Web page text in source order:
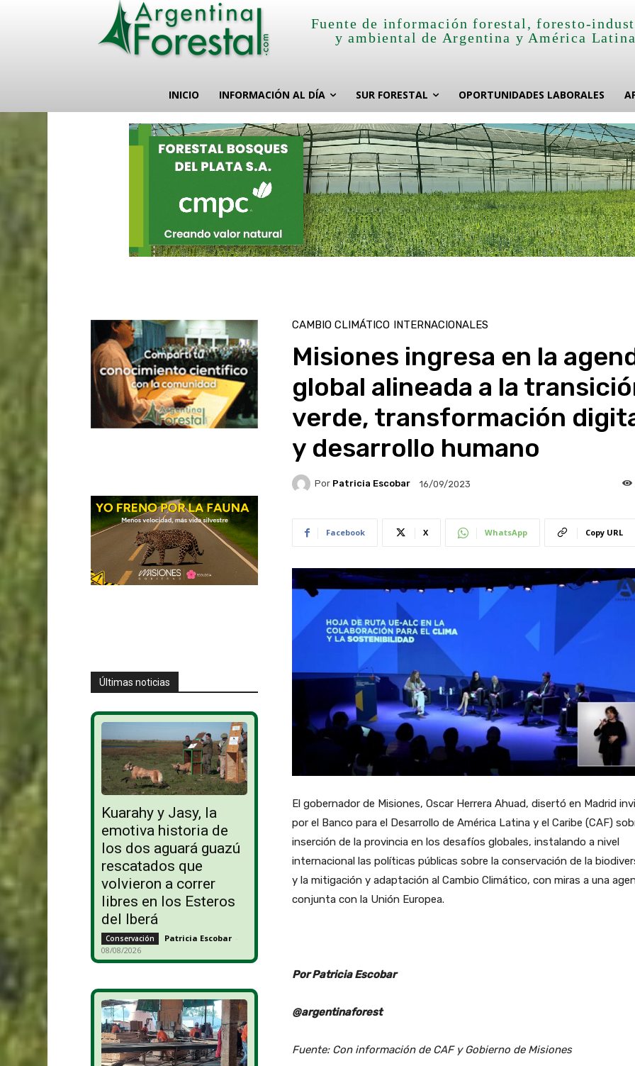
Fuente de información forestal, foresto-
y ambiental de Argentina y América
INICIO INFORMACIÓN AL DÍA SUR FORESTAL OPORTUNIDADES LABORALES
Últimas noticias
Kuarahy y Jasy, la
emotiva historia de
los dos aguará guazú
rescatados que
volvieron a correr
libres en los Esteros
del Iberá
Conservación Patricia Escobar -
08/08/2026
CAMBIO CLIMÁTICO INTERNACIONALES
Misiones ingresa en la
global alineada a la
verde, transformación
y desarrollo humano
Por Patricia Escobar 16/09/2023
Facebook X WhatsApp Copy URL
El gobernador de Misiones, Oscar Herrera Ahuad, disertó en Madrid
por el Banco para el Desarrollo de América Latina y el Caribe (CAF)
inserción de la provincia en los desafíos globales, instalando a nivel
internacional las políticas públicas sobre la conservación de la
y la mitigación y adaptación al Cambio Climático, con miras a una
conjunta con la Unión Europea.
Por Patricia Escobar
@argentinaforest
Fuente: Con información de CAF y Gobierno de Misiones